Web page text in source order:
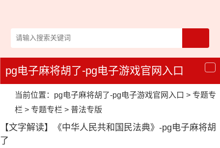
导
航
pg电子麻将胡了-pg电子游戏官网入口
当前位置： pg电子麻将胡了-pg电子游戏官网入口 > 专题专
栏 > 专题专栏 > 普法专版
【文字解读】《中华人民共和国民法典》-pg电子麻将胡
了